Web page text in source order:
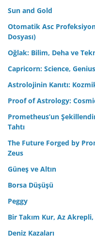
Sun and Gold
Otomatik Asc
Dosyası)
Oğlak: Bilim, Deha ve
Capricorn: Science,
Astrolojinin Kanıtı:
Proof of Astrology:
Prometheus’un
Tahtı
The Future Forged by
Zeus
Güneş ve Altın
Borsa Düşüşü
Peggy
Bir Takım Kur, Az
Deniz Kazaları